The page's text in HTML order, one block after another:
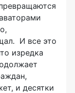
И все это
изредка
и десятки